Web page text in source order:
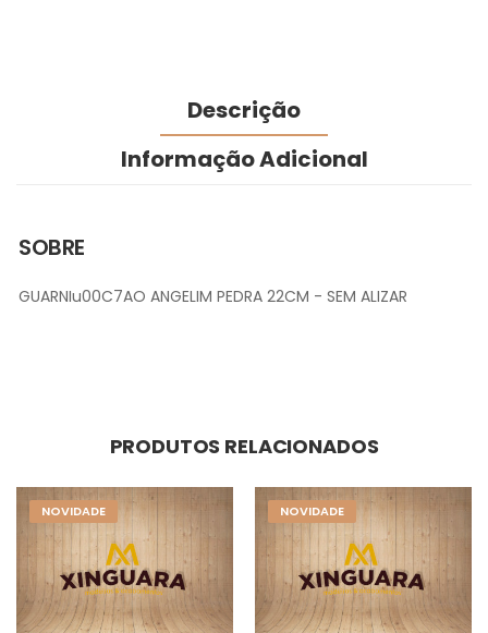
Descrição
Informação Adicional
SOBRE
GUARNIu00C7AO ANGELIM PEDRA 22CM - SEM ALIZAR
PRODUTOS RELACIONADOS
NOVIDADE NOVIDADE